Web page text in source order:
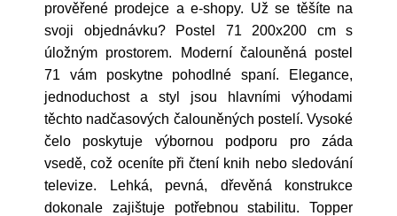
prověřené prodejce a e-shopy. Už se těšíte na
svoji objednávku? Postel 71 200x200 cm s
úložným prostorem. Moderní čalouněná postel
71 vám poskytne pohodlné spaní. Elegance,
jednoduchost a styl jsou hlavními výhodami
těchto nadčasových čalouněných postelí. Vysoké
čelo poskytuje výbornou podporu pro záda
vsedě, což oceníte při čtení knih nebo sledování
televize. Lehká, pevná, dřevěná konstrukce
dokonale zajištuje potřebnou stabilitu. Topper